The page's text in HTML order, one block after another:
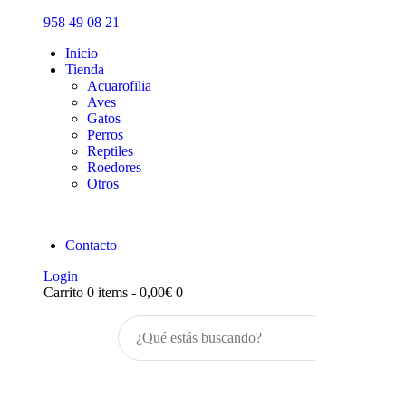
958 49 08 21
Inicio
Tienda
Acuarofilia
Aves
Gatos
Perros
Reptiles
Roedores
Otros
Contacto
Login
Carrito 0 items - 0,00€ 0
Inicio